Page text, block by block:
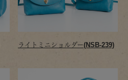
ライトミニショルダー(NSB-239)